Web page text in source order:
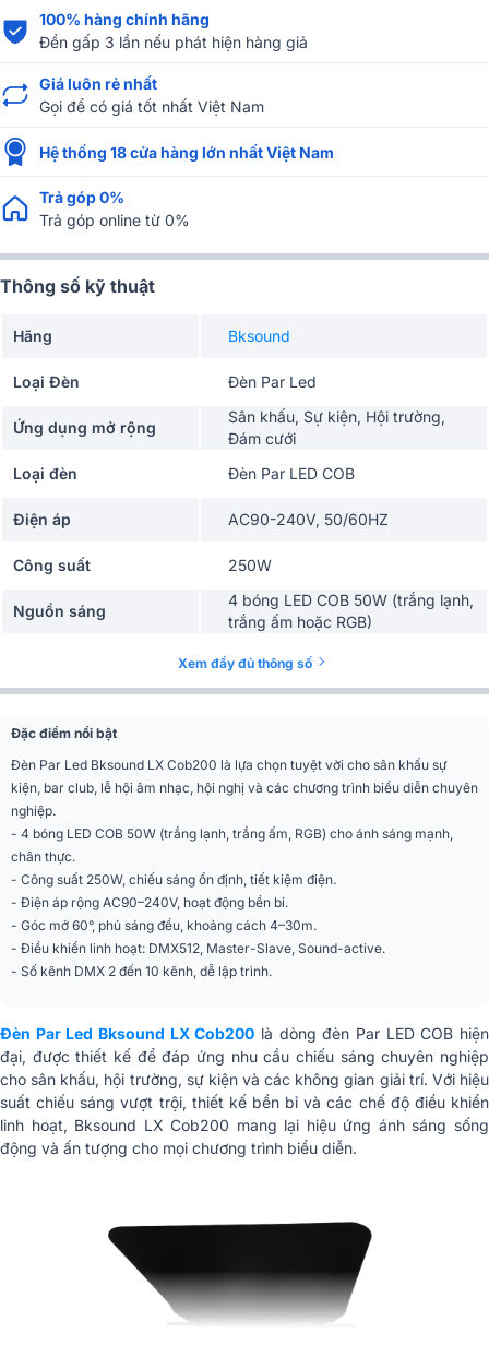
100% hàng chính hãng
Đền gấp 3 lần nếu phát hiện hàng giả
Giá luôn rẻ nhất
Gọi để có giá tốt nhất Việt Nam
Hệ thống 18 cửa hàng lớn nhất Việt Nam
Trả góp 0%
Trả góp online từ 0%
Thông số kỹ thuật
Hãng Bksound
Loại Đèn Đèn Par Led
Ứng dụng mở rộng
Sân khấu, Sự kiện, Hội trường,
Đám cưới
Loại đèn
Đèn Par LED COB
Điện áp AC90-240V, 50/60HZ
Công suất 250W
Nguồn sáng
4 bóng LED COB 50W (trắng lạnh,
trắng ấm hoặc RGB)
60°
DMX512 , chế độ master-slave, chế
Số kênh
DMX 2 - 10 kênh
Khoảng cách chiếu
sáng
4 - 30 mét
Nhiệt độ làm việc -25 đến 40 độ C
Kích thước 220 x 230 x 320 mm
Trọng lượng 3.5 kg/đèn
phối
SOUND VIỆT NAM
Xem đầy đủ thông số
Đặc điểm nổi bật
Đèn Par Led Bksound LX Cob200 là lựa chọn tuyệt vời cho sân khấu sự
kiện, bar club, lễ hội âm nhạc, hội nghị và các chương trình biểu diễn chuyên
nghiệp.
- 4 bóng LED COB 50W (trắng lạnh, trắng ấm, RGB) cho ánh sáng mạnh,
chân thực.
- Công suất 250W, chiếu sáng ổn định, tiết kiệm điện.
- Điện áp rộng AC90–240V, hoạt động bền bỉ.
- Góc mở 60°, phủ sáng đều, khoảng cách 4–30m.
- Điều khiển linh hoạt: DMX512, Master-Slave, Sound-active.
- Số kênh DMX 2 đến 10 kênh, dễ lập trình.
Đèn Par Led Bksound LX Cob200 là dòng đèn Par LED COB hiện
đại, được thiết kế để đáp ứng nhu cầu chiếu sáng chuyên nghiệp
cho sân khấu, hội trường, sự kiện và các không gian giải trí. Với hiệu
suất chiếu sáng vượt trội, thiết kế bền bỉ và các chế độ điều khiển
linh hoạt, Bksound LX Cob200 mang lại hiệu ứng ánh sáng sống
động và ấn tượng cho mọi chương trình biểu diễn.